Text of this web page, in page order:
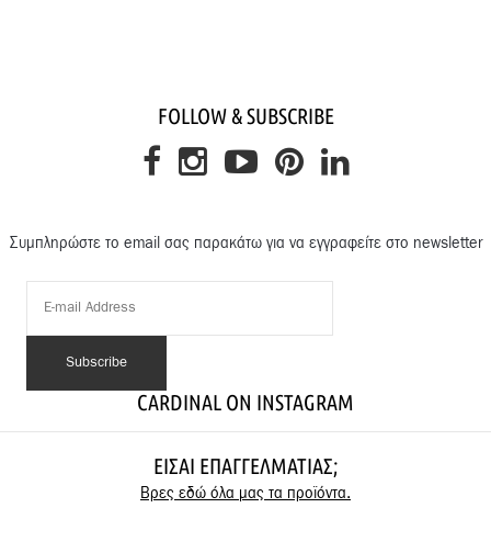
FOLLOW & SUBSCRIBE
Συμπληρώστε το email σας παρακάτω για να εγγραφείτε στο newsletter
CARDINAL ON INSTAGRAM
ΕΊΣΑΙ ΕΠΑΓΓΕΛΜΑΤΊΑΣ;
Βρες εδώ όλα μας τα προϊόντα.